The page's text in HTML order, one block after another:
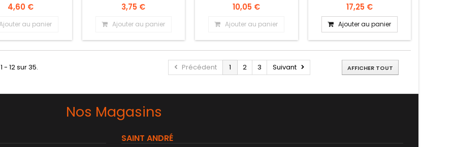
4,60 €
au panier
3,75 €
Ajouter au panier
10,05 €
Ajouter au panier
17,25 €
Ajouter au panier
Précédent 1 2 3 Suivant AFFICHER TOUT
- 12 sur 35.
Nos Magasins
SAINT ANDRÉ